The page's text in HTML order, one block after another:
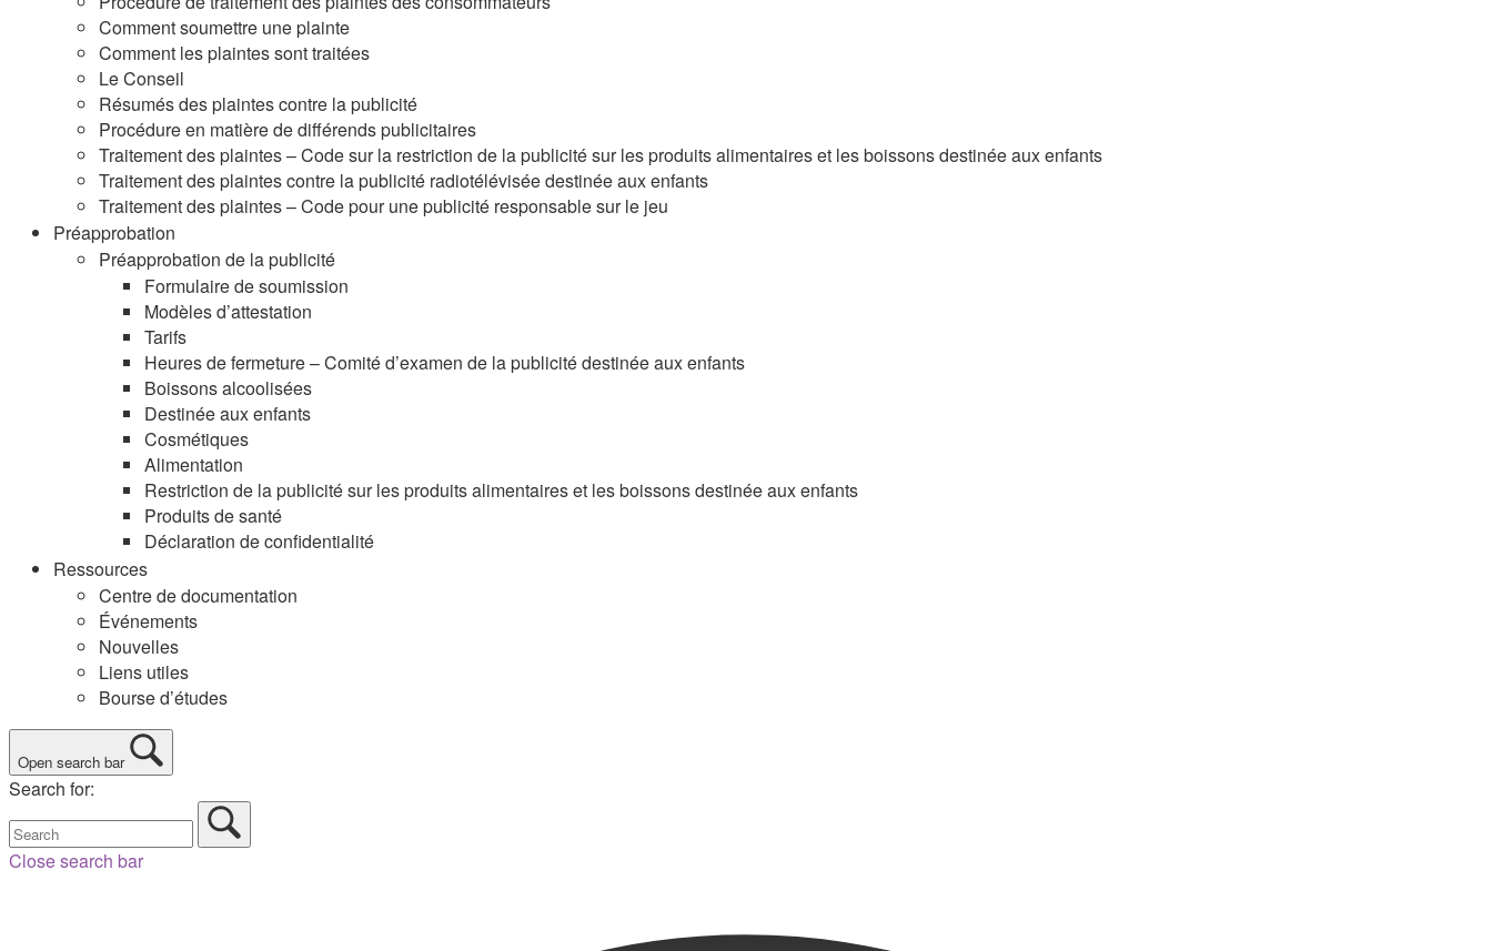
Comment soumettre une plainte
Comment les plaintes sont traitées
Le Conseil
Résumés des plaintes contre la publicité
Procédure en matière de différends publicitaires
Traitement des plaintes – Code sur la restriction de la publicité sur les produits alimentaires et les boissons destinée aux enfants
Traitement des plaintes contre la publicité radiotélévisée destinée aux enfants
Traitement des plaintes – Code pour une publicité responsable sur le jeu
Préapprobation
Préapprobation de la publicité
Formulaire de soumission
Modèles d’attestation
Tarifs
Heures de fermeture – Comité d’examen de la publicité destinée aux enfants
Boissons alcoolisées
Destinée aux enfants
Cosmétiques
Alimentation
Restriction de la publicité sur les produits alimentaires et les boissons destinée aux enfants
Produits de santé
Déclaration de confidentialité
Ressources
Centre de documentation
Événements
Nouvelles
Liens utiles
Bourse d’études
Open search bar
Search for:
Close search bar